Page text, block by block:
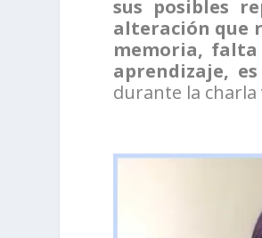
sus posibles
alteración que
memoria,
aprendizaje,
durante la charla